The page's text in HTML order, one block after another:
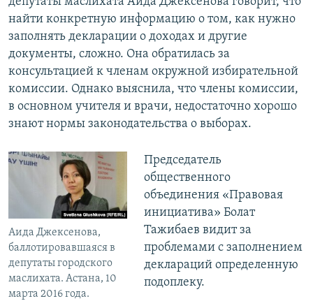
найти конкретную информацию о том, как нужно
заполнять декларации о доходах и другие
документы, сложно. Она обратилась за
консультацией к членам окружной избирательной
комиссии. Однако выяснила, что члены комиссии,
в основном учителя и врачи, недостаточно хорошо
знают нормы законодательства о выборах.
Аида Джексенова,
баллотировавшаяся в
депутаты городского
маслихата. Астана, 10
марта 2016 года.
Председатель
общественного
объединения «Правовая
инициатива» Болат
Тажибаев видит за
проблемами с заполнением
деклараций определенную
подоплеку.